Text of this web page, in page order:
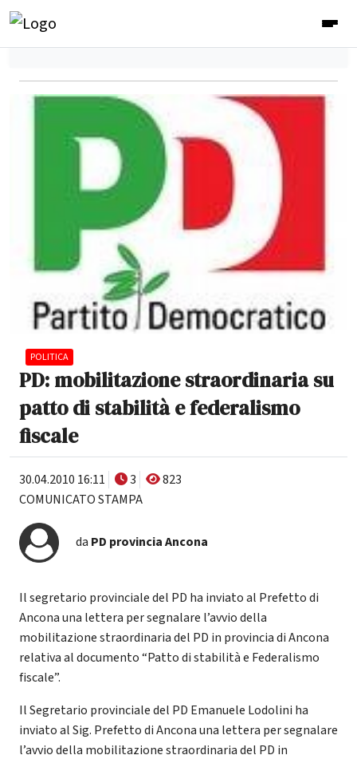
POLITICA
PD: mobilitazione straordinaria su
patto di stabilità e federalismo
fiscale
30.04.2010 16:11 3
823
COMUNICATO STAMPA
da PD provincia Ancona
Il segretario provinciale del PD ha inviato al Prefetto di
Ancona una lettera per segnalare l’avvio della
mobilitazione straordinaria del PD in provincia di Ancona
relativa al documento “Patto di stabilità e Federalismo
fiscale”.
Il Segretario provinciale del PD Emanuele Lodolini ha
inviato al Sig. Prefetto di Ancona una lettera per segnalare
l’avvio della mobilitazione straordinaria del PD in